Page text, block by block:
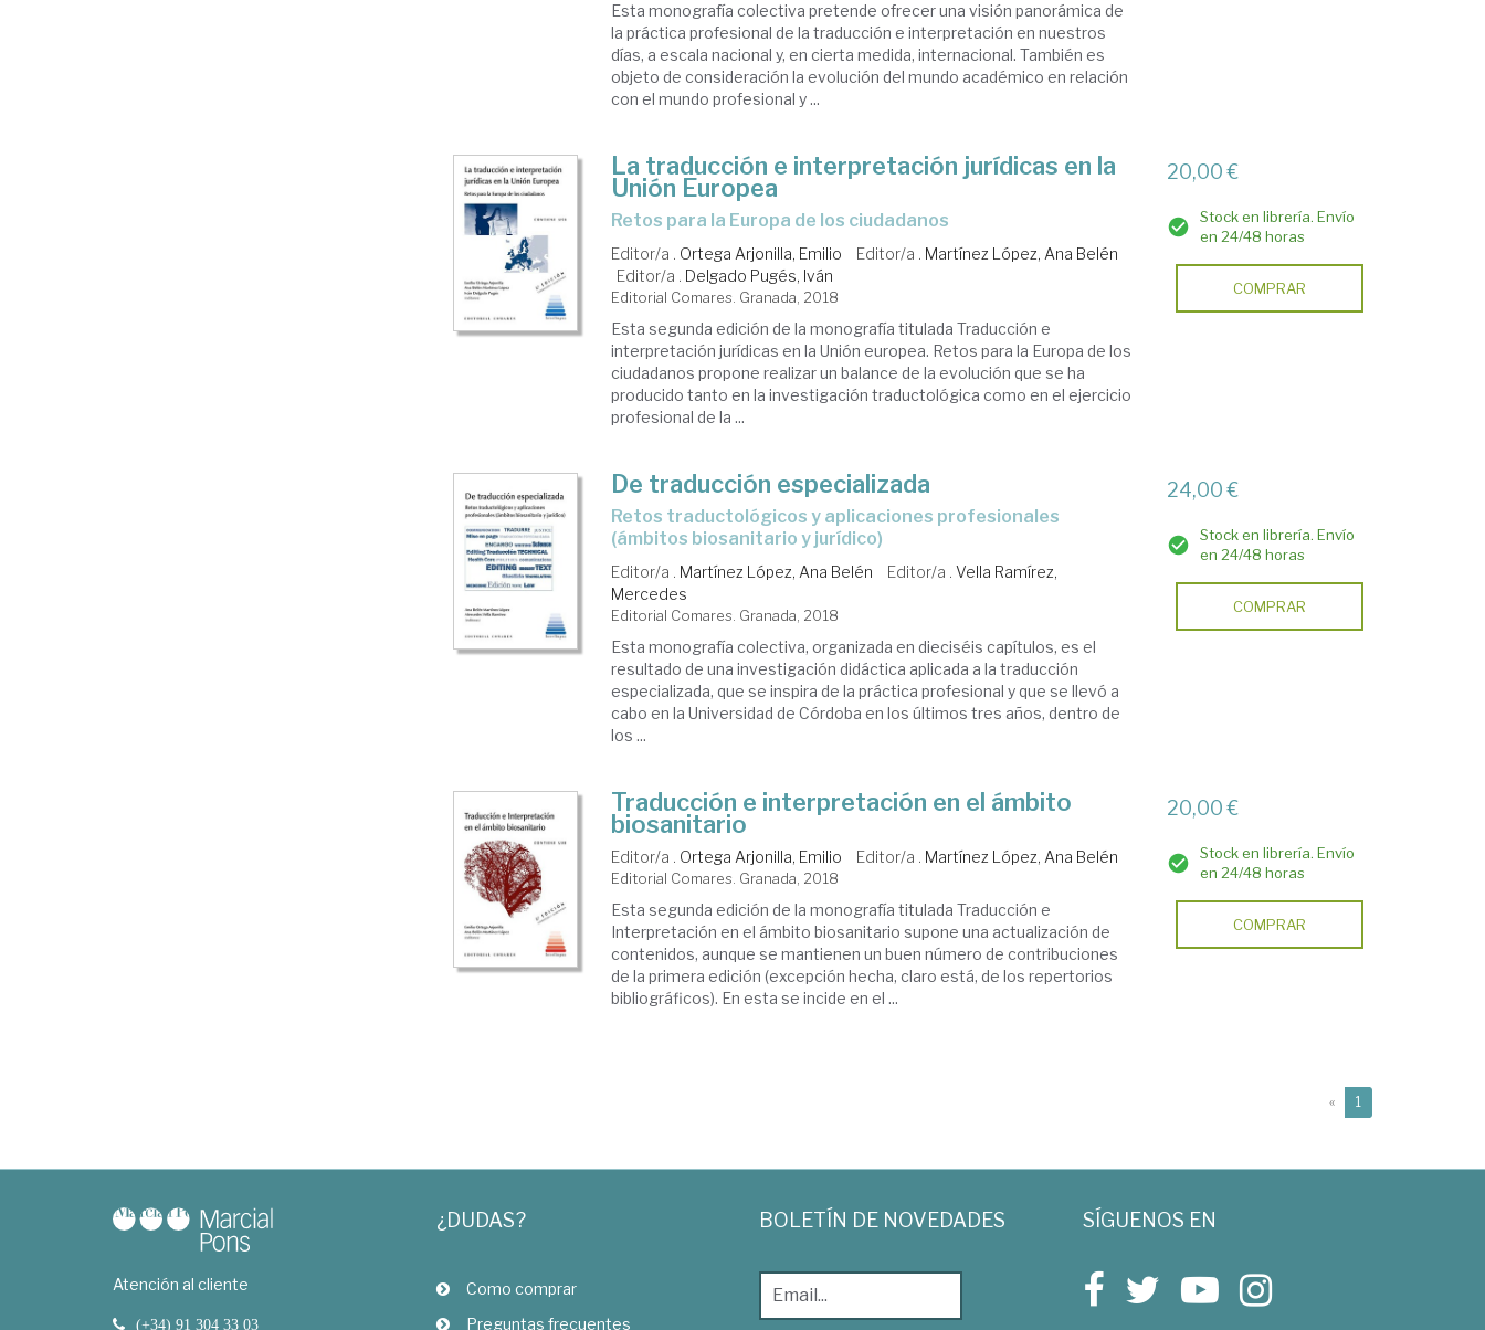
Esta monografía colectiva pretende ofrecer una visión panorámica de
la práctica profesional de la traducción e interpretación en nuestros
días, a escala nacional y, en cierta medida, internacional. También es
objeto de consideración la evolución del mundo académico en relación
con el mundo profesional y ...
La traducción e interpretación jurídicas en la
Unión Europea
retos para la Europa de los ciudadanos
Editor/a . Ortega Arjonilla, Emilio Editor/a . Martínez López, Ana Belén
Editor/a . Delgado Pugés, Iván
Editorial Comares. Granada, 2018
Esta segunda edición de la monografía titulada Traducción e
interpretación jurídicas en la Unión europea. Retos para la Europa de los
ciudadanos propone realizar un balance de la evolución que se ha
producido tanto en la investigación traductológica como en el ejercicio
profesional de la ...
20,00 €
Stock en librería. Envío
en 24/48 horas
COMPRAR
De traducción especializada
retos traductológicos y aplicaciones profesionales
(ámbitos biosanitario y jurídico)
Editor/a . Martínez López, Ana Belén Editor/a .Vella Ramírez,
Mercedes
Editorial Comares. Granada, 2018
Esta monografía colectiva, organizada en dieciséis capítulos, es el
resultado de una investigación didáctica aplicada a la traducción
especializada, que se inspira de la práctica profesional y que se llevó a
cabo en la Universidad de Córdoba en los últimos tres años, dentro de
los ...
24,00 €
Stock en librería. Envío
en 24/48 horas
COMPRAR
Traducción e interpretación en el ámbito
biosanitario
Editor/a . Ortega Arjonilla, Emilio Editor/a . Martínez López, Ana Belén
Editorial Comares. Granada, 2018
Esta segunda edición de la monografía titulada Traducción e
Interpretación en el ámbito biosanitario supone una actualización de
contenidos, aunque se mantienen un buen número de contribuciones
de la primera edición (excepción hecha, claro está, de los repertorios
bibliográficos). En esta se incide en el ...
20,00 €
Stock en librería. Envío
en 24/48 horas
COMPRAR
« 1
Atención al cliente
(+34) 91 304 33 03
¿DUDAS?
Como comprar
Preguntas frecuentes
BOLETÍN DE NOVEDADES SÍGUENOS EN